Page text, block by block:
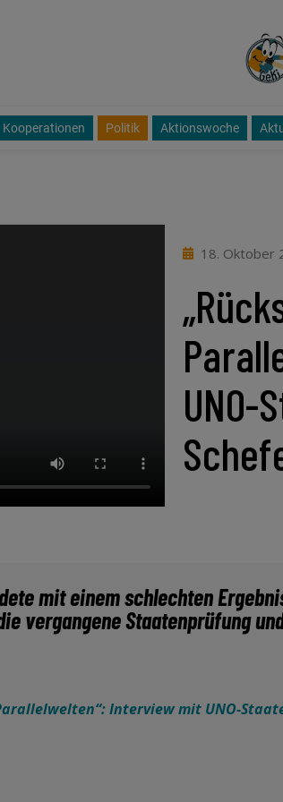
Kooperationen Politik Aktionswoche
18. Oktober
mit einem schlechten
vergangene Staatenprüfung
Interview mit UNO-